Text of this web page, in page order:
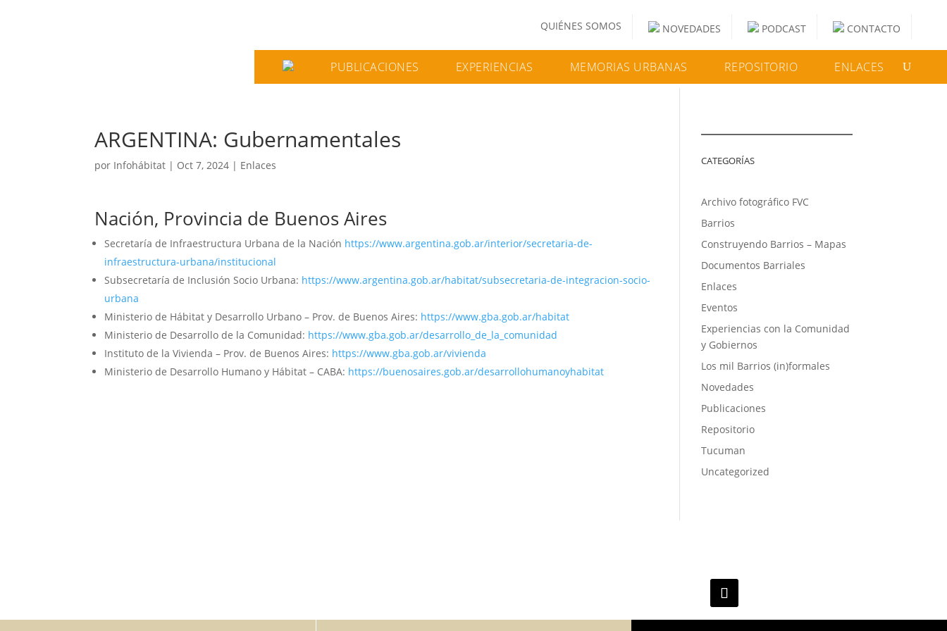
QUIÉNES SOMOS NOVEDADES PODCAST CONTACTO
PUBLICACIONES EXPERIENCIAS MEMORIAS URBANAS REPOSITORIO ENLACES
ARGENTINA: Gubernamentales
por Infohábitat | Oct 7, 2024 | Enlaces
Nación, Provincia de Buenos Aires
Secretaría de Infraestructura Urbana de la Nación https://www.argentina.gob.ar/interior/secretaria-de-
infraestructura-urbana/institucional
Subsecretaría de Inclusión Socio Urbana: https://www.argentina.gob.ar/habitat/subsecretaria-de-integracion-socio-
urbana
Ministerio de Hábitat y Desarrollo Urbano – Prov. de Buenos Aires: https://www.gba.gob.ar/habitat
Ministerio de Desarrollo de la Comunidad: https://www.gba.gob.ar/desarrollo_de_la_comunidad
Instituto de la Vivienda – Prov. de Buenos Aires: https://www.gba.gob.ar/vivienda
Ministerio de Desarrollo Humano y Hábitat – CABA: https://buenosaires.gob.ar/desarrollohumanoyhabitat
CATEGORÍAS
Archivo fotográfico FVC
Barrios
Construyendo Barrios – Mapas
Documentos Barriales
Enlaces
Eventos
Experiencias con la Comunidad
y Gobiernos
Los mil Barrios (in)formales
Novedades
Publicaciones
Repositorio
Tucuman
Uncategorized